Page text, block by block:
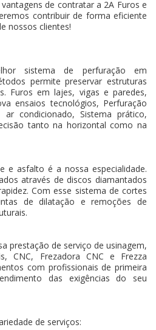
de contratar a 2A Furos e
contribuir de forma eficiente
nossos clientes!
sistema de perfuração em
permite preservar estruturas
Furos em lajes, vigas e paredes,
ensaios tecnológios, Perfuração
condicionado, Sistema prático,
tanto na horizontal como na
e asfalto é a nossa especialidade.
através de discos diamantados
Com esse sistema de cortes
de dilatação e remoções de
prestação de serviço de usinagem,
CNC, Frezadora CNC e Frezza
com profissionais de primeira
das exigências do seu
de serviços: